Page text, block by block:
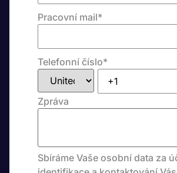
Pracovní mail*
Telefonní číslo*
Zpráva
Sbíráme Vaše osobní data za